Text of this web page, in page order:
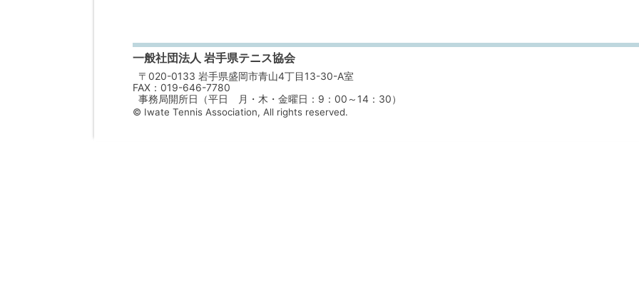
一般社団法人 岩手県テニス協会
〒020-0133 岩手県盛岡市青山4丁目13-30-A室
FAX：019-646-7780
事務局開所日（平日 月・木・金曜日：9：00～14：30）
© Iwate Tennis Association, All rights reserved.